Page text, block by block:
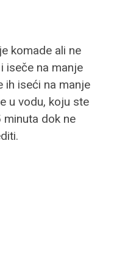
komade ali ne
iseče na manje
ih iseći na manje
u vodu, koju ste
minuta dok ne